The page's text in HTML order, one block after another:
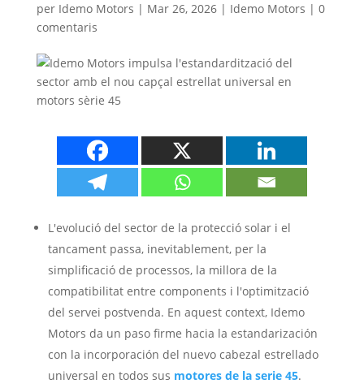
per Idemo Motors | Mar 26, 2026| Idemo Motors | 0
comentaris
L'evolució del sector de la protecció solar i el
tancament passa, inevitablement, per la
simplificació de processos, la millora de la
compatibilitat entre components i l'optimització
del servei postvenda. En aquest context, Idemo
Motors da un paso firme hacia la estandarización
con la incorporación del nuevo cabezal estrellado
universal en todos sus motores de la serie45.